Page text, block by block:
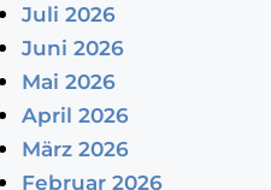
Juli 2026
Juni 2026
Mai 2026
April 2026
März 2026
Februar 2026